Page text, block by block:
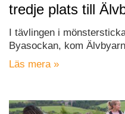
tredje plats till
I tävlingen i
Byasockan, kom
Läs mera »